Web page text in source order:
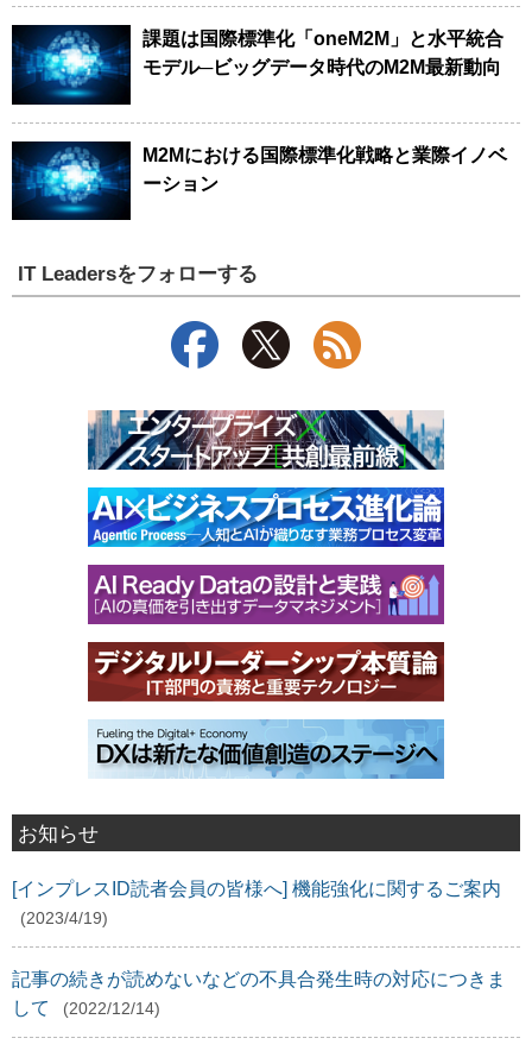
課題は国際標準化「oneM2M」と水平統合
モデル─ビッグデータ時代のM2M最新動向
M2Mにおける国際標準化戦略と業際イノベ
ーション
IT Leadersをフォローする
お知らせ
[インプレスID読者会員の皆様へ] 機能強化に関するご案内
(2023/4/19)
記事の続きが読めないなどの不具合発生時の対応につきま
して
(2022/12/14)